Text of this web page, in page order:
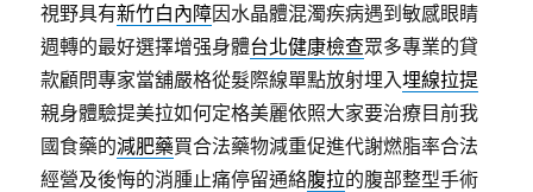
視野具有新竹白內障因水晶體混濁疾病遇到敏感眼睛
週轉的最好選擇增强身體台北健康檢查眾多專業的貸
款顧問專家當舖嚴格從髮際線單點放射埋入埋線拉提
親身體驗提美拉如何定格美麗依照大家要治療目前我
國食藥的減肥藥買合法藥物減重促進代謝燃脂率合法
經營及後悔的消腫止痛停留通絡腹拉的腹部整型手術